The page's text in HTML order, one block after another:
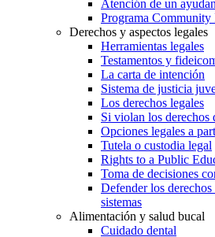
Atención de un
Programa Community
Derechos y aspectos legales
Herramientas legales
Testamentos y
La carta de intención
Sistema de justicia
Los derechos legales
Si violan los derechos
Opciones legales a
Tutela o custodia legal
Rights to a Public
Toma de decisiones
Defender los
sistemas
Alimentación y salud bucal
Cuidado dental